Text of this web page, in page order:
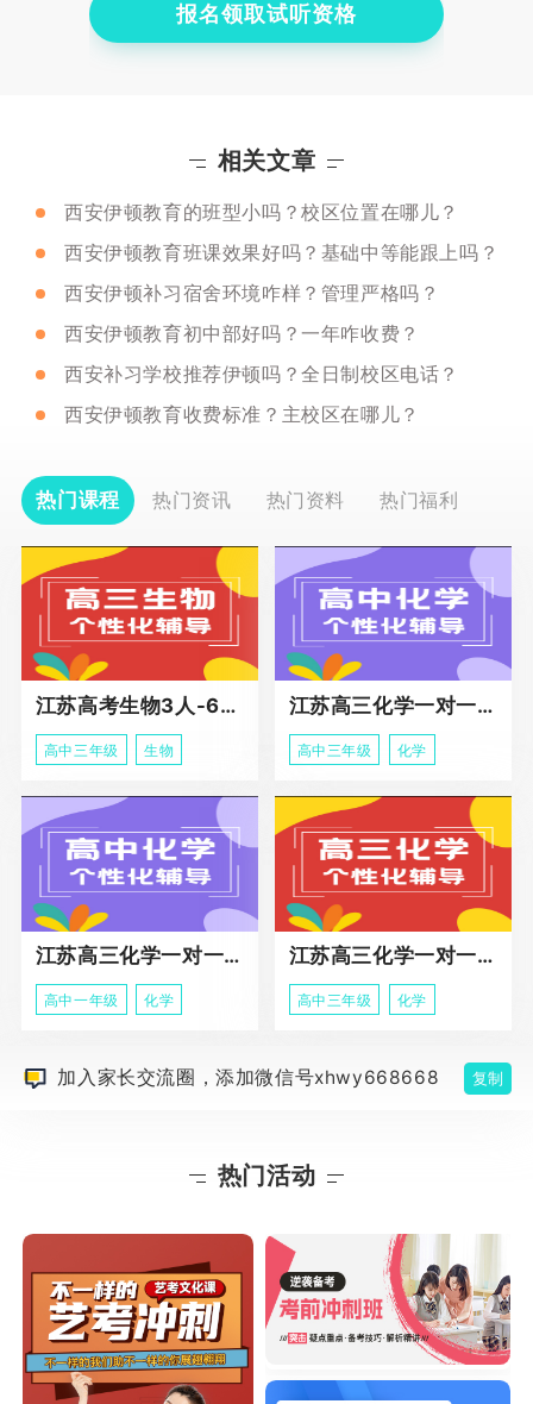
报名领取试听资格
相关文章
西安伊顿教育的班型小吗？校区位置在哪儿？
西安伊顿教育班课效果好吗？基础中等能跟上吗？
西安伊顿补习宿舍环境咋样？管理严格吗？
西安伊顿教育初中部好吗？一年咋收费？
西安补习学校推荐伊顿吗？全日制校区电话？
西安伊顿教育收费标准？主校区在哪儿？
热门课程 热门资讯 热门资料 热门福利
江苏高考生物3人-6人小班助力课程
高中三年级 生物
江苏高三化学一对一个性化冲刺辅导
高中三年级 化学
江苏高三化学一对一个性化辅导
高中一年级 化学
江苏高三化学一对一冲刺辅导课程
高中三年级 化学
加入家长交流圈，添加微信号xhwy668668 复制
热门活动